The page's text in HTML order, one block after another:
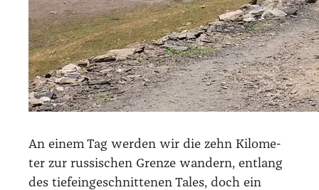
An einem Tag wer­den wir die zehn Kilo­me­
ter zur rus­si­schen Gren­ze wan­dern, ent­lang
des tief­ein­ge­schnit­te­nen Tales, doch ein